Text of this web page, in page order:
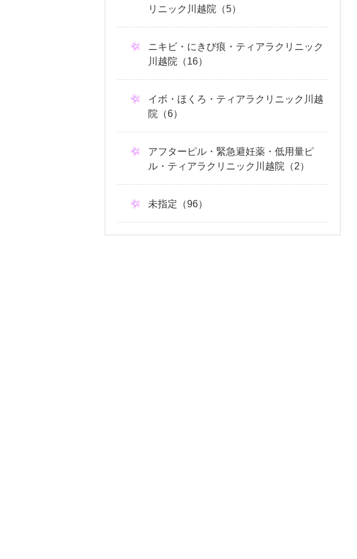
リニック川越院（5）
ニキビ・にきび痕・ティアラクリニック
川越院（16）
イボ・ほくろ・ティアラクリニック川越
院（6）
アフターピル・緊急避妊薬・低用量ピ
ル・ティアラクリニック川越院（2）
未指定（96）